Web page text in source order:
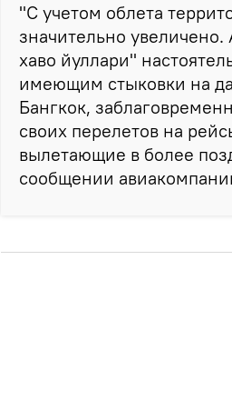
"С учетом облета
значительно
хаво йуллари"
имеющим стыковки на
Бангкок,
своих перелетов на
вылетающие в более
сообщении